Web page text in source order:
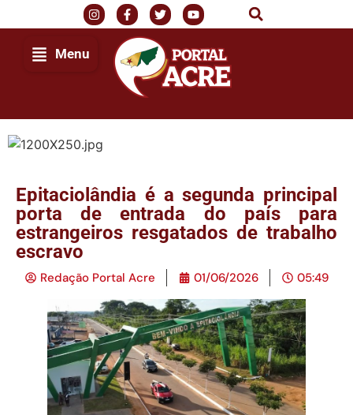
Menu
Epitaciolândia é a segunda principal
porta de entrada do país para
estrangeiros resgatados de trabalho
escravo
Redação Portal Acre 01/06/2026 05:49